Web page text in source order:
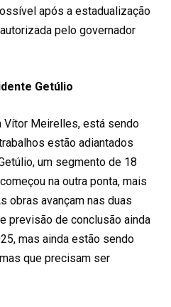
após a estadualização
pelo governador
Getúlio
Vítor Meirelles, está sendo
estão adiantados
um segmento de 18
na outra ponta, mais
obras avançam nas duas
previsão de conclusão ainda
mas ainda estão sendo
que precisam ser